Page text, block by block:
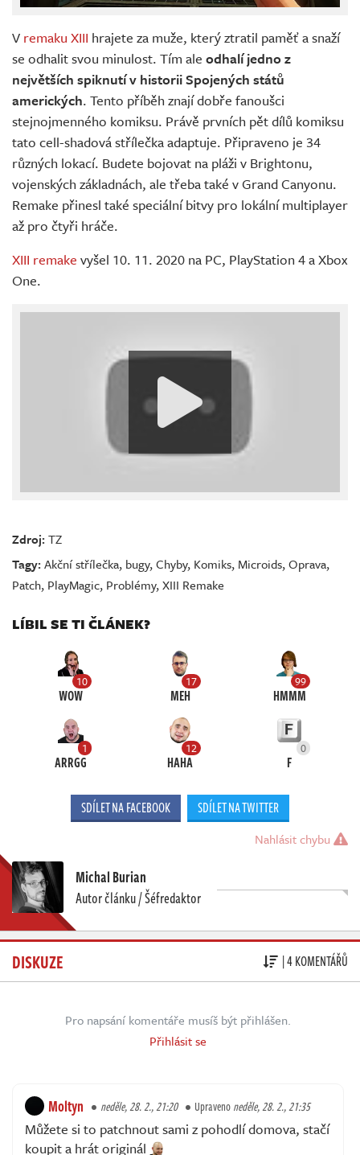
V remaku XIII hrajete za muže, který ztratil paměť a snaží
se odhalit svou minulost. Tím ale odhalí jedno z
největších spiknutí v historii Spojených států
amerických. Tento příběh znají dobře fanoušci
stejnojmenného komiksu. Právě prvních pět dílů komiksu
tato cell-shadová střílečka adaptuje. Připraveno je 34
různých lokací. Budete bojovat na pláži v Brightonu,
vojenských základnách, ale třeba také v Grand Canyonu.
Remake přinesl také speciální bitvy pro lokální multiplayer
až pro čtyři hráče.
XIII remake vyšel 10. 11. 2020 na PC, PlayStation 4 a Xbox
One.
Zdroj:TZ
Tagy:Akční střílečka, bugy,Chyby, Komiks, Microids,Oprava,
Patch, PlayMagic, Problémy,XIII Remake
LÍBIL SE TI ČLÁNEK?
10
WOW
17
MEH
99
HMMM
1
ARRGG
12
HAHA
0
F
SDÍLET NA FACEBOOK SDÍLET NA TWITTER
Nahlásit chybu
Michal Burian
Autor článku / Šéfredaktor
DISKUZE | 4 KOMENTÁŘŮ
Pro napsání komentáře musíš být přihlášen.
Přihlásit se
Moltyn neděle, 28. 2., 21:20 Upravenoneděle, 28. 2., 21:35
Můžete si to patchnout sami z pohodlí domova, stačí
koupit a hrát originál